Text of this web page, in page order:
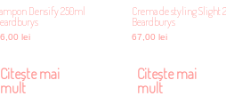
Densify 250ml
lei
Citește mai
mult
Crema de styling Slight
Beardburys
67,00 lei
Citește mai
mult